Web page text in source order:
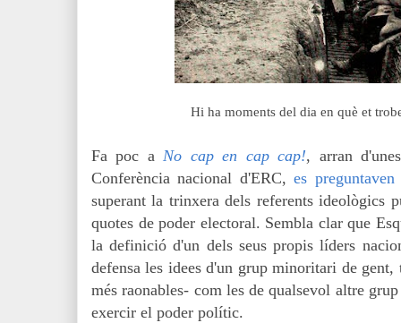
Hi ha moments del dia en què et
Fa poc aNo cap en cap cap!, arran
Conferència nacional d'ERC,es preguntaven
superant la trinxera dels referents ideològics
quotes de poder electoral. Sembla clar que
la definició d'un dels seus propis líders
defensa les idees d'un grup minoritari de
més raonables- com les de qualsevol altre
exercir el poder polític.